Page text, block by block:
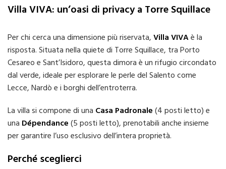
Villa VIVA: un’oasi di privacy a Torre Squillace
Per chi cerca una dimensione più riservata,Villa VIVAè la
risposta. Situata nella quiete di Torre Squillace, tra Porto
Cesareo e Sant’Isidoro, questa dimora è un rifugio circondato
dal verde, ideale per esplorare le perle del Salento come
Lecce, Nardò e i borghi dell’entroterra.
La villa si compone di una Casa Padronale(4 posti letto) e
una Dépendance(5 posti letto), prenotabili anche insieme
per garantire l’uso esclusivo dell’intera proprietà.
Perché sceglierci